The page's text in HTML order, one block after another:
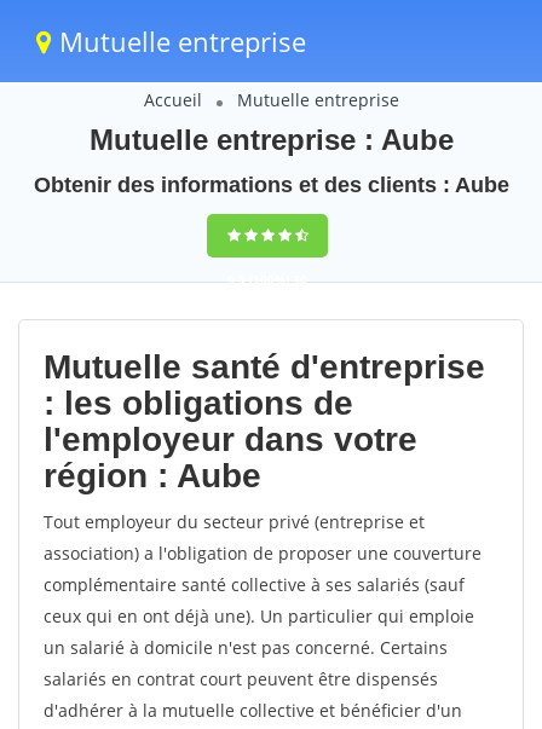
Mutuelle entreprise
Accueil Mutuelle entreprise
Mutuelle entreprise : Aube
Obtenir des informations et des clients : Aube
9,5(100%)30
votes
Mutuelle santé d'entreprise
: les obligations de
l'employeur dans votre
région : Aube
Tout employeur du secteur privé (entreprise et
association) a l'obligation de proposer une couverture
complémentaire santé collective à ses salariés (sauf
ceux qui en ont déjà une). Un particulier qui emploie
un salarié à domicile n'est pas concerné. Certains
salariés en contrat court peuvent être dispensés
d'adhérer à la mutuelle collective et bénéficier d'un